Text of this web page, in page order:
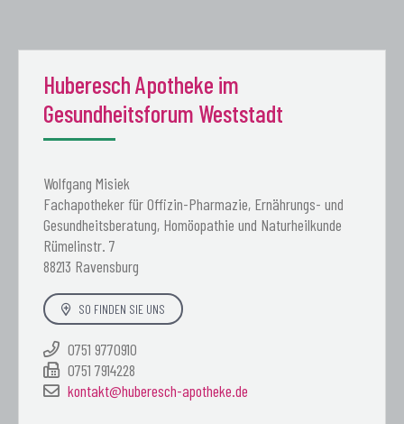
Huberesch Apotheke im
Gesundheitsforum Weststadt
Wolfgang Misiek
Fachapotheker für Offizin-Pharmazie, Ernährungs- und
Gesundheitsberatung, Homöopathie und Naturheilkunde
Rümelinstr. 7
88213 Ravensburg
SO FINDEN SIE UNS
0751 9770910
0751 7914228
kontakt@huberesch-apotheke.de